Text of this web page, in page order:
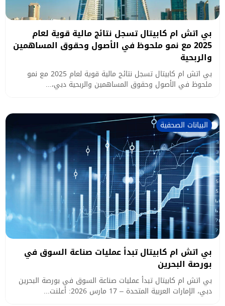
بي اتش ام كابيتال تسجل نتائج مالية قوية لعام
2025 مع نمو ملحوظ في الأصول وحقوق المساهمين
والربحية
بي اتش ام كابيتال تسجل نتائج مالية قوية لعام 2025 مع نمو
ملحوظ في الأصول وحقوق المساهمين والربحية دبي،...
البيانات الصحفية
بي اتش ام كابيتال تبدأ عمليات صناعة السوق في
بورصة البحرين
بي اتش ام كابيتال تبدأ عمليات صناعة السوق في بورصة البحرين
دبي، الإمارات العربية المتحدة – 17 مارس 2026: أعلنت...